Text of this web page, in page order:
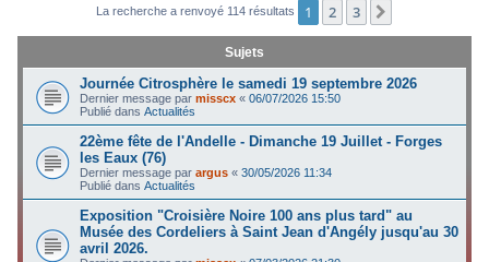
c
La recherche a renvoyé 114 résultats 1 2 3
Sujets
Journée Citrosphère le samedi 19 septembre 2026
Dernier message parmisscx «06/07/2026 15:50
Publié dansActualités
22ème fête de l'Andelle - Dimanche 19 Juillet - Forges
les Eaux (76)
Dernier message parargus «30/05/2026 11:34
Publié dansActualités
Exposition "Croisière Noire 100 ans plus tard" au
Musée des Cordeliers à Saint Jean d'Angély jusqu'au 30
avril 2026.